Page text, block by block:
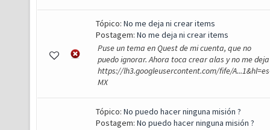
Tópico: No me deja ni crear items
Postagem: No me deja ni crear items
Puse un tema en Quest de mi cuenta, que no
puedo ignorar. Ahora toca crear alas y no me
https://lh3.googleusercontent.com/fife/
MX
Tópico: No puedo hacer ninguna misión ?
Postagem: No puedo hacer ninguna misión ?